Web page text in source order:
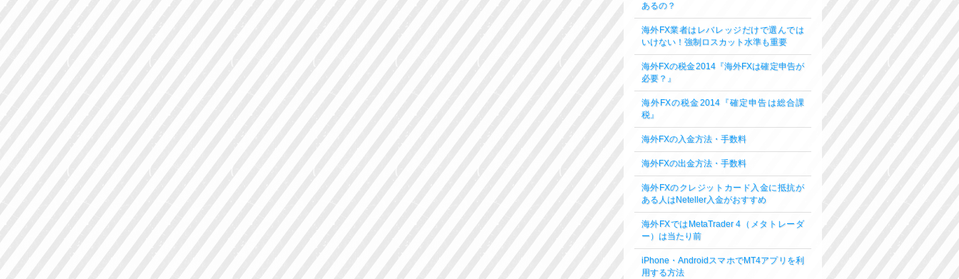
あるの？
海外FX業者はレバレッジだけで選んでは
いけない！強制ロスカット水準も重要
海外FXの税金2014『海外FXは確定申告が
必要？』
海外FXの税金2014『確定申告は総合課
税』
海外FXの入金方法・手数料
海外FXの出金方法・手数料
海外FXのクレジットカード入金に抵抗が
ある人はNeteller入金がおすすめ
海外FXではMetaTrader 4（メタトレーダ
ー）は当たり前
iPhone・AndroidスマホでMT4アプリを利
用する方法